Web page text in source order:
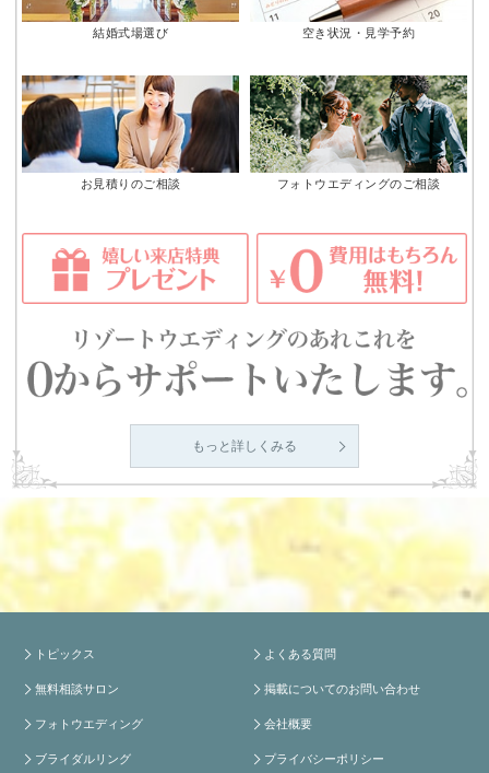
結婚式場選び 空き状況・見学予約
お見積りのご相談 フォトウエディングのご相談
もっと詳しくみる
トピックス
無料相談サロン
フォトウエディング
ブライダルリング
よくある質問
掲載についてのお問い合わせ
会社概要
プライバシーポリシー